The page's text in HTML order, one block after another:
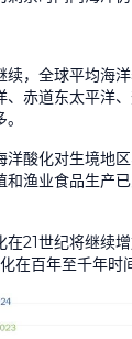
续，全球平均海
、赤道东太平洋
洋酸化对生境地
和渔业食品生产
在21世纪将继续
在百年至千年时